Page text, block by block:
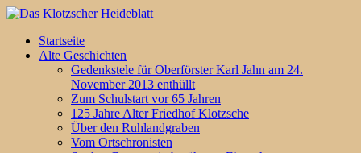
Startseite
Alte Geschichten
Gedenkstele für Oberförster Karl Jahn am 24.
November 2013 enthüllt
Zum Schulstart vor 65 Jahren
125 Jahre Alter Friedhof Klotzsche
Über den Ruhlandgraben
Vom Ortschronisten